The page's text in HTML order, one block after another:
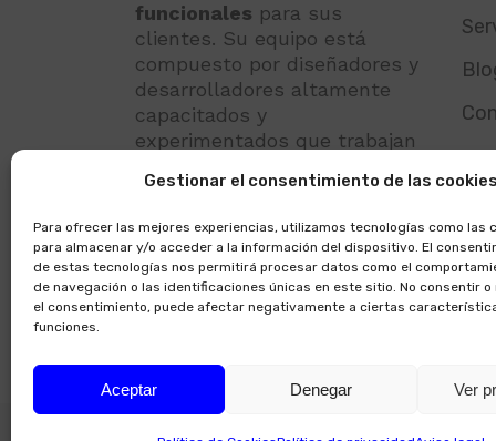
Gestionar el consentimiento de las cookies
Para ofrecer las mejores experiencias, utilizamos tecnologías como las
para almacenar y/o acceder a la información del dispositivo. El
de estas tecnologías nos permitirá procesar datos como el
de navegación o las identificaciones únicas en este sitio. No consentir
el consentimiento, puede afectar negativamente a ciertas
funciones.
Aceptar Denegar Ver
funcionales para sus
clientes. Su equipo está
compuesto por diseñadores y
desarrolladores altamente
capacitados y
experimentados que trabajan
soluciones innovadoras y
proyecto.